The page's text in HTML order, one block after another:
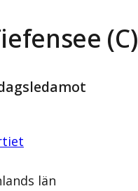
(C)
län